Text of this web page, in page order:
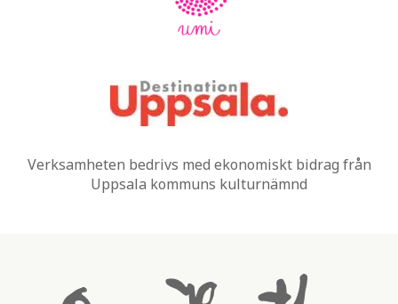
Verksamheten bedrivs med ekonomiskt bidrag från
Uppsala kommuns kulturnämnd